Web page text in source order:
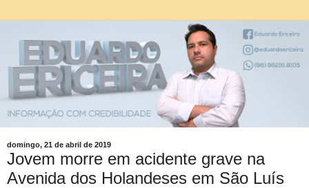
domingo, 21 de abril de 2019
Jovem morre em acidente grave na
Avenida dos Holandeses em São Luís